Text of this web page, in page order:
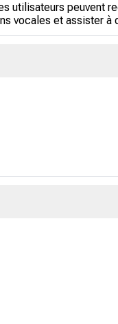
utilisateurs peuvent
vocales et assister à